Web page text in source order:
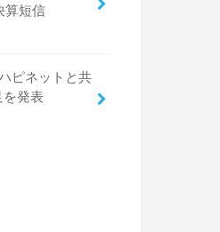
算短信
ピネットと共
を発表